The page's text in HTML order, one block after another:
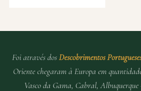
Foi através dosDescobrimentos
Oriente chegaram à Europa em
Vasco da Gama, Cabral,